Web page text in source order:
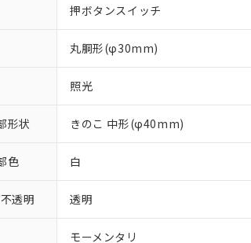
押ボタンスイッチ
丸胴形(φ30mm)
照光
形状 きのこ 中形(φ40mm)
色 白
透明 透明
モーメンタリ